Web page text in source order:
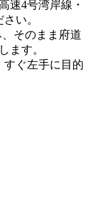
速4号湾岸線・
い。
そのまま府道
ます。
すぐ左手に目的